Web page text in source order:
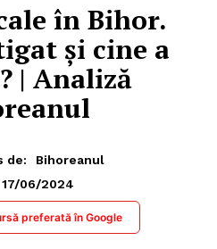
în Bihor.
și cine a
| Analiză
de:
Bihoreanul
17/06/2024
preferată în Google